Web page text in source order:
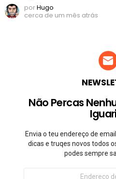
porHugo
cerca de um mês atrás
Não Percas
Envia o teu endereço de
dicas e truqes novos todos
podes sempre
Endereço